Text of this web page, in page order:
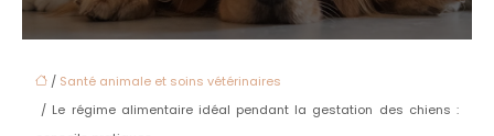
/ Santé animale et soins vétérinaires
/ Le régime alimentaire idéal pendant la gestation des chiens :